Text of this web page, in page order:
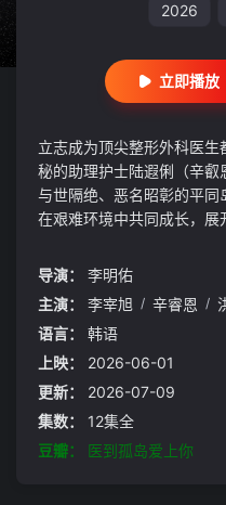
2026
立即播放
立志成为顶尖整形外科医
秘的助理护士陆遐俐（辛
与世隔绝、恶名昭彰的平同
在艰难环境中共同成长，展
导演：
李明佑
主演：
李宰旭 / 辛睿恩 /
语言：
韩语
上映：
2026-06-01
更新：
2026-07-09
集数：
12集全
豆瓣：
医到孤岛爱上你